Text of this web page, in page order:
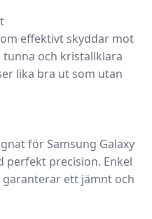
effektivt skyddar mot
tunna och kristallklara
lika bra ut som utan
för Samsung Galaxy
perfekt precision. Enkel
ett jämnt och